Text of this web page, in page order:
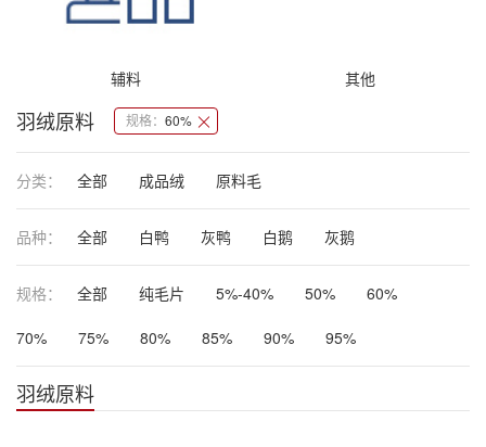
辅料 其他
羽绒原料 规格： 60%
分类： 全部 成品绒 原料毛
品种： 全部 白鸭 灰鸭 白鹅 灰鹅
规格： 全部 纯毛片 5%-40% 50% 60%
70% 75% 80% 85% 90% 95%
羽绒原料